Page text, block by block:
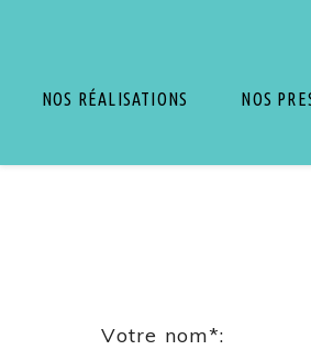
NOS RÉALISATIONS NOS
Votre nom*: